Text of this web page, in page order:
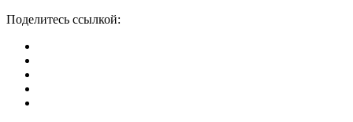
Поделитесь ссылкой: